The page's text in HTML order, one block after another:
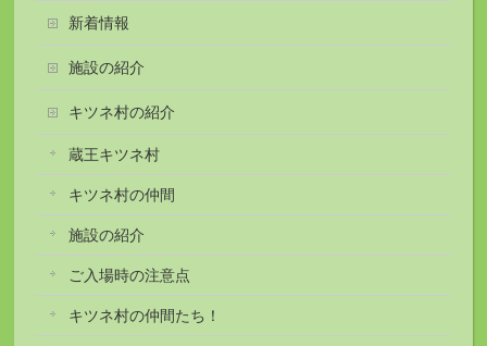
新着情報
施設の紹介
キツネ村の紹介
蔵王キツネ村
キツネ村の仲間
施設の紹介
ご入場時の注意点
キツネ村の仲間たち！